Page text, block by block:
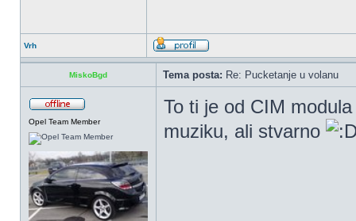
Vrh
MiskoBgd Tema posta: Re: Pucketanje u volanu
Opel Team Member
To ti je od CIM
muziku, ali stvarno